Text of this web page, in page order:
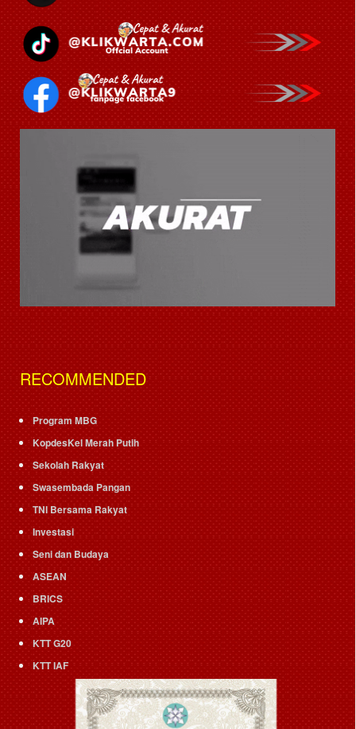
RECOMMENDED
Program MBG
KopdesKel Merah Putih
Sekolah Rakyat
Swasembada Pangan
TNI Bersama Rakyat
Investasi
Seni dan Budaya
ASEAN
BRICS
AIPA
KTT G20
KTT IAF